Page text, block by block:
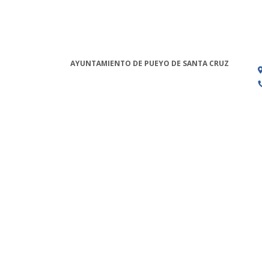
AYUNTAMIENTO DE PUEYO DE SANTA CRUZ